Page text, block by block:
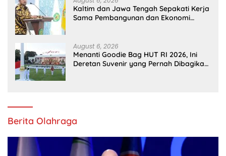
Kaltim dan Jawa Tengah Sepakati Kerja
Sama Pembangunan dan Ekonomi
August 6, 2026
Menanti Goodie Bag HUT RI 2026, Ini
Deretan Suvenir yang Pernah Dibagikan
Berita Olahraga